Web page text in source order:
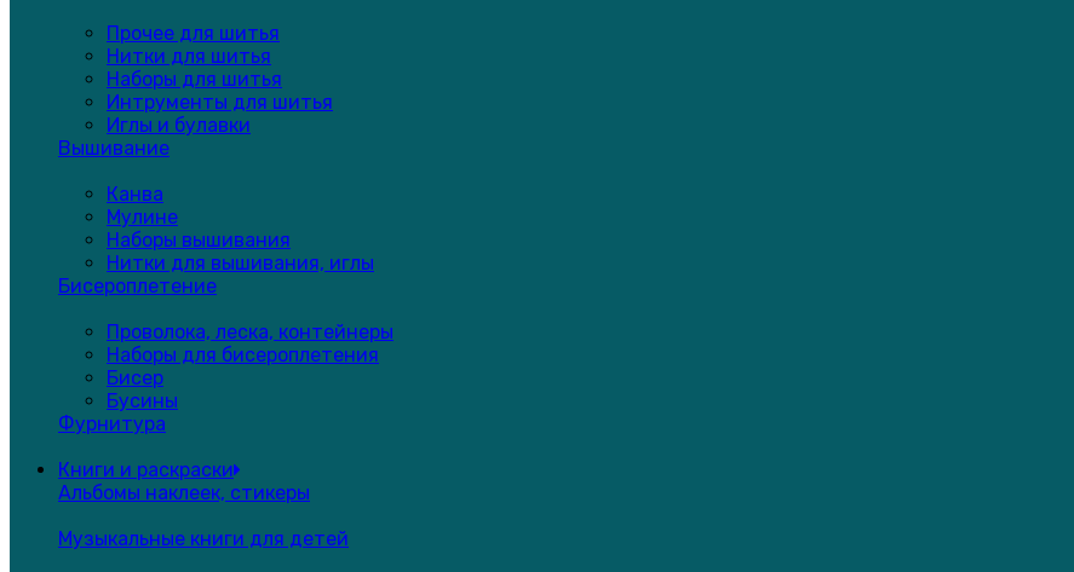
Прочее для шитья
Нитки для шитья
Наборы для шитья
Интрументы для шитья
Иглы и булавки
Вышивание
Канва
Мулине
Наборы вышивания
Нитки для вышивания, иглы
Бисероплетение
Проволока, леска, контейнеры
Наборы для бисероплетения
Бисер
Бусины
Фурнитура
Книги и раскраски
Альбомы наклеек, стикеры
Музыкальные книги для детей